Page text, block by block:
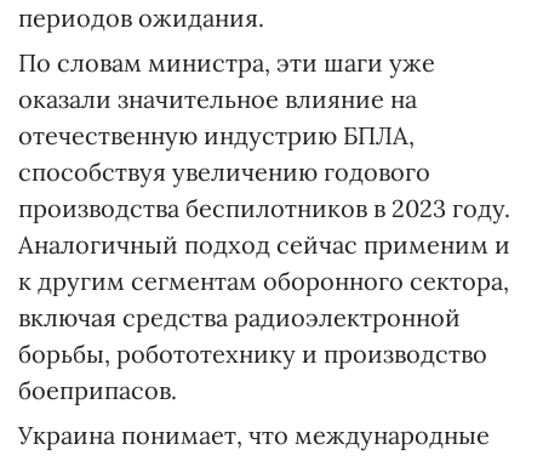
периодов ожидания.
По словам министра, эти шаги уже
оказали значительное влияние на
отечественную индустрию БПЛА,
способствуя увеличению годового
производства беспилотников в 2023 году.
Аналогичный подход сейчас применим и
к другим сегментам оборонного сектора,
включая средства радиоэлектронной
борьбы, робототехнику и производство
боеприпасов.
Украина понимает, что международные